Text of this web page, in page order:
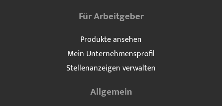
Für Arbeitgeber
Produkte ansehen
Mein Unternehmensprofil
Stellenanzeigen verwalten
Allgemein